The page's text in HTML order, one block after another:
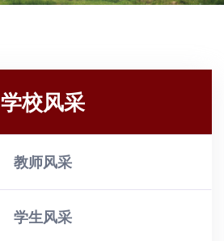
学校风采
教师风采
学生风采